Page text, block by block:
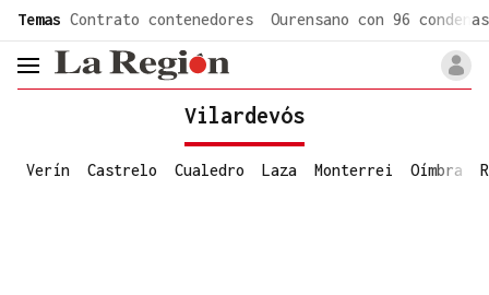
Temas Contrato contenedores Ourensano con 96 condenas
header.menu.open
Vilardevós
Verín Castrelo Cualedro Laza Monterrei Oímbra